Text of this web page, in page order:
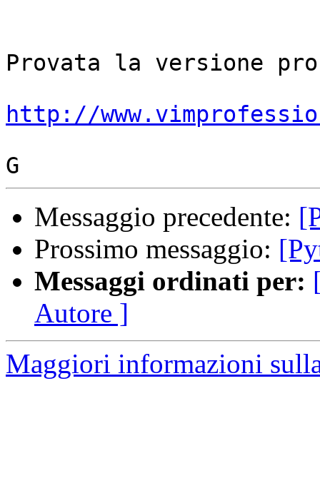
Provata la versione
http://
Messaggio precedente:
Prossimo messaggio:
Messaggi ordinati per:
Autore ]
Maggiori informazioni